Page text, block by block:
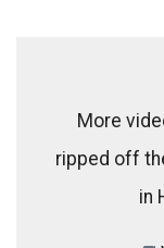
More
ripped off
in